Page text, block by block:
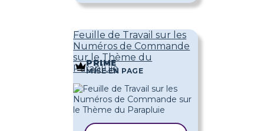
Feuille de Travail sur les
Numéros de Commande
sur le Thème du
Parapluie
PRIME
MISE EN PAGE